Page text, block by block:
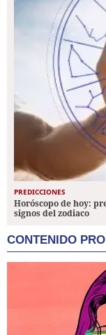
PREDICCIONES
Horóscopo de hoy:
signos del zodiaco
CONTENIDO